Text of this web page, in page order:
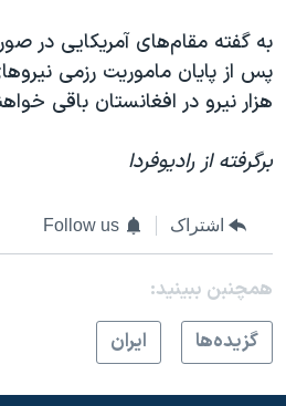
به گفته مقام‌های آمریکایی در
هزار نيرو در افغانستان باقی
برگرفته از رادیوفردا
اشتراک Follow us
همچنبن ببینید:
گزيده‌ها
ايران